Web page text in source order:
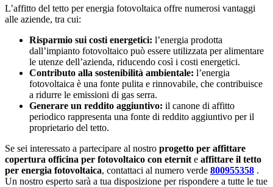
L’affitto del tetto per energia fotovoltaica offre numerosi vantaggi
alle aziende, tra cui:
Risparmio sui costi energetici: l’energia prodotta
dall’impianto fotovoltaico può essere utilizzata per alimentare
le utenze dell’azienda, riducendo così i costi energetici.
Contributo alla sostenibilità ambientale: l’energia
fotovoltaica è una fonte pulita e rinnovabile, che contribuisce
a ridurre le emissioni di gas serra.
Generare un reddito aggiuntivo: il canone di affitto
periodico rappresenta una fonte di reddito aggiuntivo per il
proprietario del tetto.
Se sei interessato a partecipare al nostro progetto per affittare
copertura officina per fotovoltaico con eternit e affittare il tetto
per energia fotovoltaica, contattaci al numero verde 800955358 .
Un nostro esperto sarà a tua disposizione per rispondere a tutte le tue